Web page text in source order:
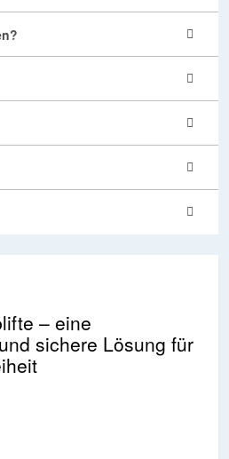
– eine
sichere Lösung für